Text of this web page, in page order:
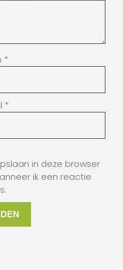
*
*
in deze browser
ik een reactie